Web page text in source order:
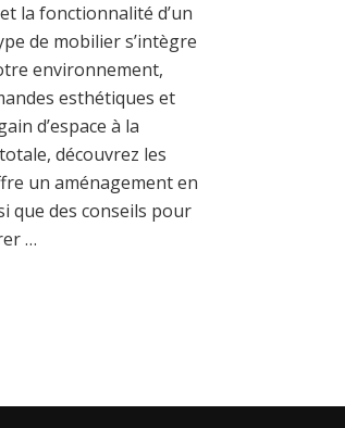
la fonctionnalité d’un
de mobilier s’intègre
environnement,
esthétiques et
d’espace à la
découvrez les
un aménagement en
que des conseils pour
…